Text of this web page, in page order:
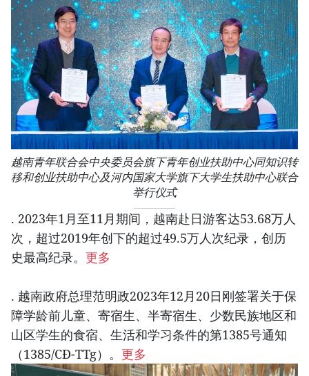
越南青年联合会中央委员会旗下青年创业扶助中心同知识转
移和创业扶助中心及河内国家大学旗下大学生扶助中心联合
举行仪式
. 2023年1月至11月期间，越南赴日游客达53.68万人
次，超过2019年创下的超过49.5万人次纪录，创历
史最高纪录。 更多
. 越南政府总理范明政2023年12月20日刚签署关于保
障学龄前儿童、寄宿生、半寄宿生、少数民族地区和
山区学生的食宿、生活和学习条件的第1385号通知
（1385/CĐ-TTg）。 更多